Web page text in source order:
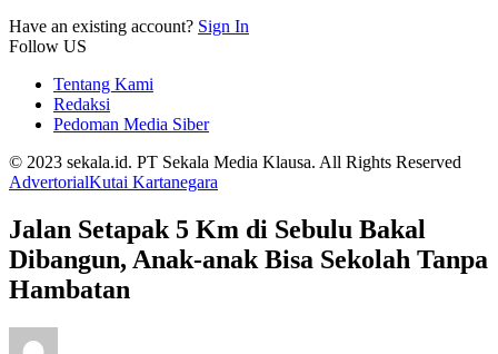
Have an existing account? Sign In
Follow US
Tentang Kami
Redaksi
Pedoman Media Siber
© 2023 sekala.id. PT Sekala Media Klausa. All Rights Reserved
AdvertorialKutai Kartanegara
Jalan Setapak 5 Km di Sebulu Bakal
Dibangun, Anak-anak Bisa Sekolah Tanpa
Hambatan